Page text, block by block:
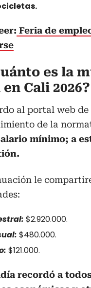
Feria de
es la
Cali 2026?
al portal web
de la
mínimo; a
le
$2.920.000.
$480.000.
$121.000.
recordó a